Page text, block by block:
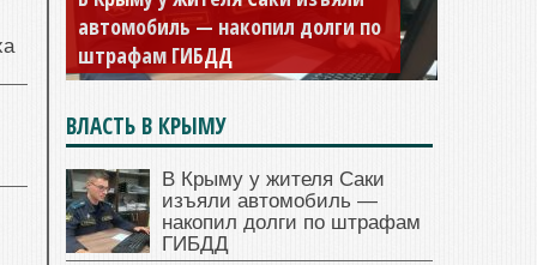
автомобиль — накопил долги по
штрафам ГИБДД
ВЛАСТЬ В КРЫМУ
В Крыму у жителя Саки
изъяли автомобиль —
накопил долги по штрафам
ГИБДД